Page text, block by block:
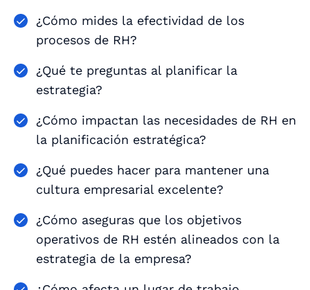
¿Cómo mides la efectividad de los
procesos de RH?
¿Qué te preguntas al planificar la
estrategia?
¿Cómo impactan las necesidades de RH en
la planificación estratégica?
¿Qué puedes hacer para mantener una
cultura empresarial excelente?
¿Cómo aseguras que los objetivos
operativos de RH estén alineados con la
estrategia de la empresa?